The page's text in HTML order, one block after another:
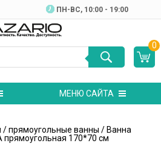
ПН-ВC, 10:00 - 19:00
0
МЕНЮ САЙТА
/прямоугольные ванны / Ванна
прямоугольная 170*70 см